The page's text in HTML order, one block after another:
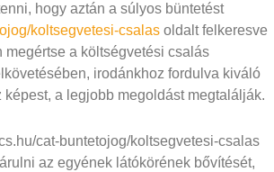
hogy aztán a súlyos büntetést
koltsegvetesi-csalas oldalt felkeresve
a költségvetési csalás
irodánkhoz fordulva kiváló
a legjobb megoldást megtalálják.
cat-buntetojog/koltsegvetesi-csalas
az egyének látókörének bővítését,